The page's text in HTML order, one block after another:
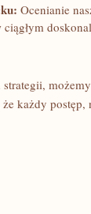
Ocenianie
każdy​